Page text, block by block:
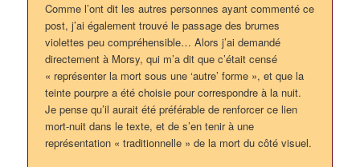
Comme l’ont dit les autres personnes ayant commenté ce
post, j’ai également trouvé le passage des brumes
violettes peu compréhensible… Alors j’ai demandé
directement à Morsy, qui m’a dit que c’était censé
« représenter la mort sous une ‘autre’ forme », et que la
teinte pourpre a été choisie pour correspondre à la nuit.
Je pense qu’il aurait été préférable de renforcer ce lien
mort-nuit dans le texte, et de s’en tenir à une
représentation « traditionnelle » de la mort du côté visuel.